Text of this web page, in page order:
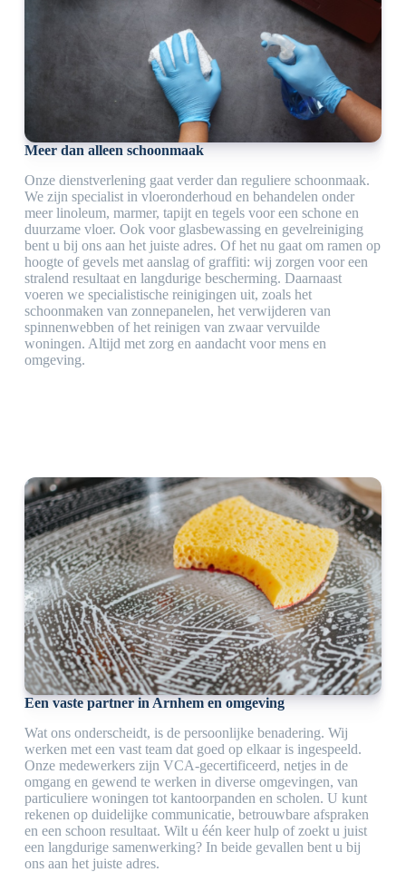
Meer dan alleen schoonmaak
Onze dienstverlening gaat verder dan reguliere schoonmaak.
We zijn specialist in vloeronderhoud en behandelen onder
meer linoleum, marmer, tapijt en tegels voor een schone en
duurzame vloer. Ook voor glasbewassing en gevelreiniging
bent u bij ons aan het juiste adres. Of het nu gaat om ramen op
hoogte of gevels met aanslag of graffiti: wij zorgen voor een
stralend resultaat en langdurige bescherming. Daarnaast
voeren we specialistische reinigingen uit, zoals het
schoonmaken van zonnepanelen, het verwijderen van
spinnenwebben of het reinigen van zwaar vervuilde
woningen. Altijd met zorg en aandacht voor mens en
omgeving.
Een vaste partner in Arnhem en omgeving
Wat ons onderscheidt, is de persoonlijke benadering. Wij
werken met een vast team dat goed op elkaar is ingespeeld.
Onze medewerkers zijn VCA-gecertificeerd, netjes in de
omgang en gewend te werken in diverse omgevingen, van
particuliere woningen tot kantoorpanden en scholen. U kunt
rekenen op duidelijke communicatie, betrouwbare afspraken
en een schoon resultaat. Wilt u één keer hulp of zoekt u juist
een langdurige samenwerking? In beide gevallen bent u bij
ons aan het juiste adres.